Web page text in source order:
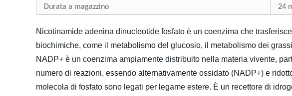
Durata a magazzino
24
Nicotinamide adenina dinucleotide fosfato è un coenzima che
biochimiche, come il metabolismo del glucosio, il metabolismo dei
NADP+ è un coenzima ampiamente distribuito nella materia vivente,
numero di reazioni, essendo alternativamente ossidato (NADP+) e
molecola di fosfato sono legati per legame estere. È un recettore di